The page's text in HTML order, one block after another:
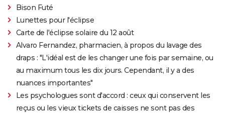
Bison Futé
Lunettes pour l'éclipse
Carte de l'éclipse solaire du 12 août
Alvaro Fernandez, pharmacien, à propos du lavage des
draps : "L'idéal est de les changer une fois par semaine, ou
au maximum tous les dix jours. Cependant, il y a des
nuances importantes"
Les psychologues sont d'accord : ceux qui conservent les
reçus ou les vieux tickets de caisses ne sont pas des